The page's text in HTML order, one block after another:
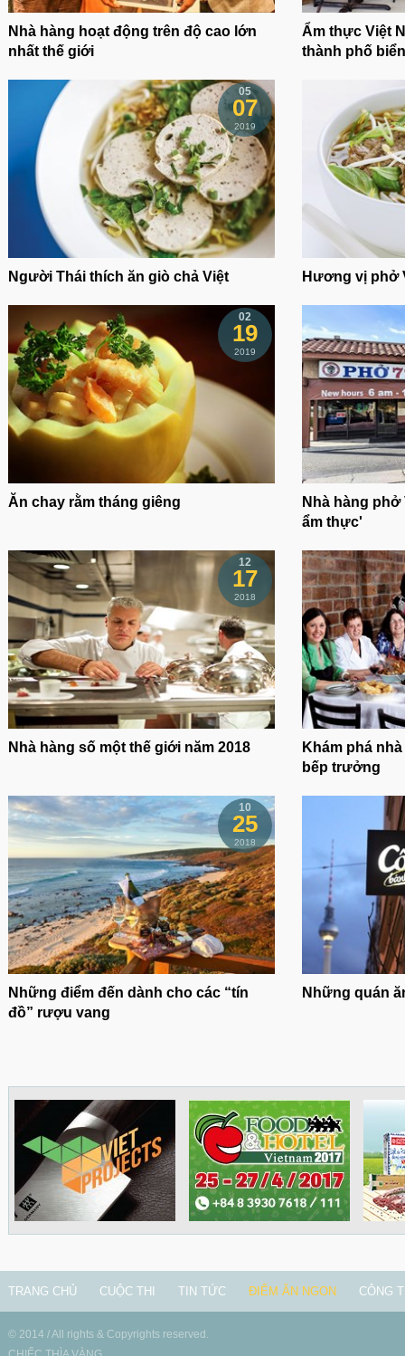
Nhà hàng hoạt động trên độ cao lớn
nhất thế giới
Ẩm thực Việt
thành phố
05
07
2019
Người Thái thích ăn giò chả Việt Hương vị phở
02
19
2019
Ăn chay rằm tháng giêng
Nhà hàng phở
ẩm thực'
12
17
2018
Nhà hàng số một thế giới năm 2018
Khám phá
bếp trưởng
10
25
2018
Những điểm đến dành cho các “tín
đồ” rượu vang
Những quán
TRANG CHỦ CUỘC THI TIN TỨC ĐIỂM ĂN NGON CÔNG
© 2014 / All rights & Copyrights reserved.